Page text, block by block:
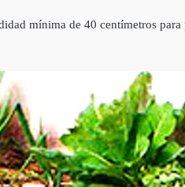
mínima de 40 centímetros